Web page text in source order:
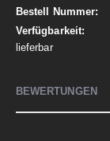
lieferbar
BEWERTUNGEN